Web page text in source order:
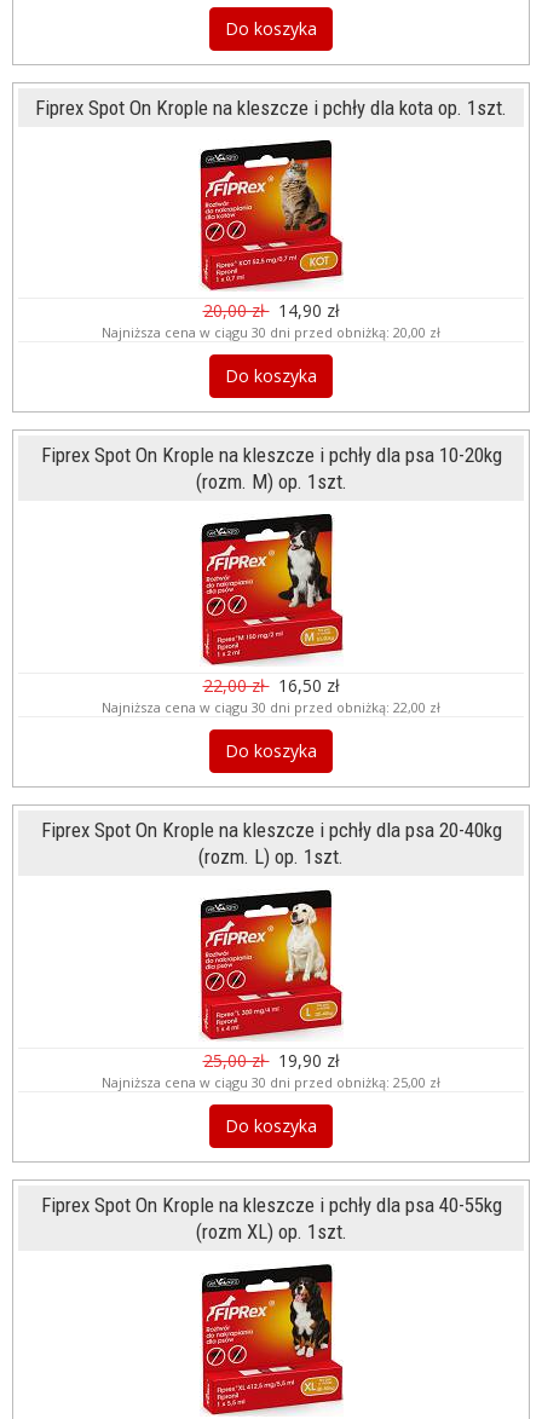
Do koszyka
Fiprex Spot On Krople na kleszcze i pchły dla kota op. 1szt.
20,00 zł 14,90 zł
Najniższa cena w ciągu 30 dni przed obniżką: 20,00 zł
Do koszyka
Fiprex Spot On Krople na kleszcze i pchły dla psa 10-20kg
(rozm. M) op. 1szt.
22,00 zł 16,50 zł
Najniższa cena w ciągu 30 dni przed obniżką: 22,00 zł
Do koszyka
Fiprex Spot On Krople na kleszcze i pchły dla psa 20-40kg
(rozm. L) op. 1szt.
25,00 zł 19,90 zł
Najniższa cena w ciągu 30 dni przed obniżką: 25,00 zł
Do koszyka
Fiprex Spot On Krople na kleszcze i pchły dla psa 40-55kg
(rozm XL) op. 1szt.